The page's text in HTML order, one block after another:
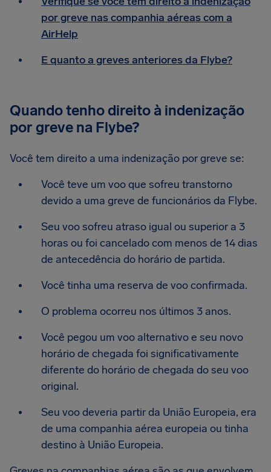
por greve nas companhia aéreas com a
AirHelp
E quanto a greves anteriores da Flybe?
Quando tenho direito à indenização
por greve na Flybe?
Você tem direito a uma indenização por greve se:
Você teve um voo que sofreu transtorno
devido a uma greve de funcionários da Flybe.
Seu voo sofreu atraso igual ou superior a 3
horas ou foi cancelado com menos de 14 dias
de antecedência do horário de partida.
Você tinha uma reserva de voo confirmada.
O problema ocorreu nos últimos 3 anos.
Você pegou um voo alternativo e seu novo
horário de chegada foi significativamente
diferente do horário de chegada do seu voo
original.
Seu voo deveria partir da União Europeia, era
de uma companhia aérea europeia ou tinha
destino à União Europeia.